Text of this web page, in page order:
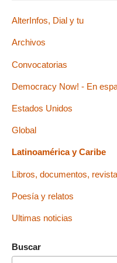
AlterInfos, Dial y tu
Archivos
Convocatorias
Democracy Now! - En
Estados Unidos
Global
Latinoamérica y Caribe
Libros, documentos,
Poesía y relatos
Ultimas noticias
Buscar